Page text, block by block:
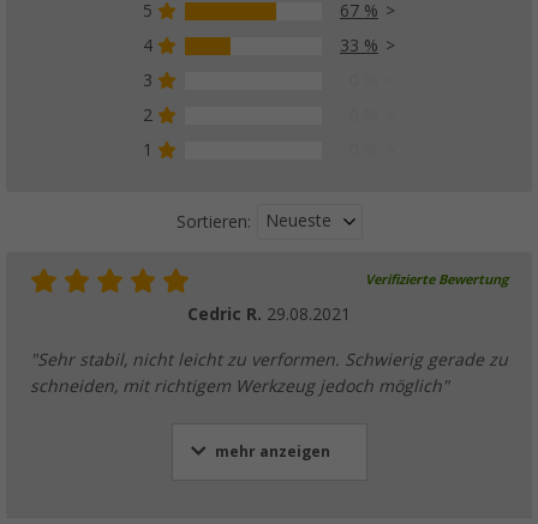
5
67 %
4
33 %
3
2
1
Sortieren: Neueste
Verifizierte Bewertung
Cedric R. 29.08.2021
"Sehr stabil, nicht leicht zu verformen. Schwierig gerade zu
schneiden, mit richtigem Werkzeug jedoch möglich"
mehr anzeigen